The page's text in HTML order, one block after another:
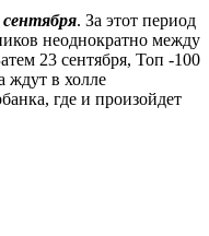
сентября. За этот период
неоднократно между
23 сентября, Топ -100
ждут в холле
где и произойдет